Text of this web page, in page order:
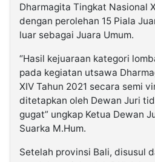
Dharmagita Tingkat Nasional
dengan perolehan 15 Piala
luar sebagai Juara Umum.
“Hasil kejuaraan kategori
pada kegiatan utsawa
XIV Tahun 2021 secara semi
ditetapkan oleh Dewan Juri
gugat” ungkap Ketua Dewan
Suarka M.Hum.
Setelah provinsi Bali, disusul